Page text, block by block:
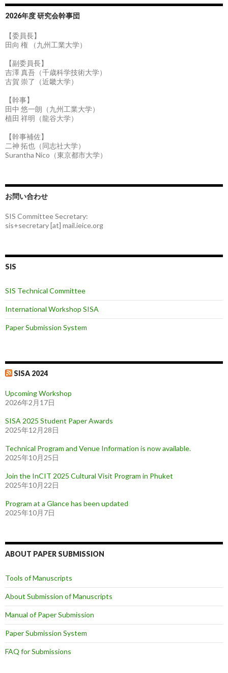
2026年度 研究会幹事団
【委員長】
田向 権 （九州工業大学）
【副委員長】
吉澤 真吾（千歳科学技術大学）
古賀 崇了（近畿大学）
【幹事】
田中 悠一朗（九州工業大学）
植田 祥明（龍谷大学）
【幹事補佐】
二神 拓也（同志社大学）
Surantha Nico（東京都市大学）
お問い合わせ
SIS Committee Secretary:
sis+secretary [at] mail.ieice.org
SIS
SIS Technical Committee
International Workshop SISA
Paper Submission System
SISA 2024
Upcoming Workshop
2026年2月17日
SISA 2025 Student Paper Awards
2025年12月28日
Technical Program and Venue Information is now available.
2025年10月25日
Join the InCIT 2025 Cultural Visit Program in Phuket
2025年10月22日
Program at a Glance has been updated
2025年10月7日
ABOUT PAPER SUBMISSION
Tools of Manuscripts
About Submission of Manuscripts
Manual of Paper Submission
Paper Submission System
FAQ for Submissions